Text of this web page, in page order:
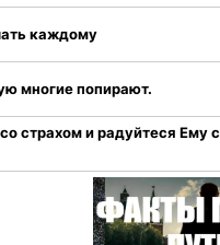
каждому
многие попирают.
страхом и радуйтеся Ему с